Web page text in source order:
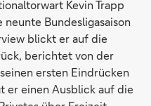
Kevin Trapp
Bundesligasaison
blickt er auf die
berichtet von der
ersten Eindrücken
er einen Ausblick auf die